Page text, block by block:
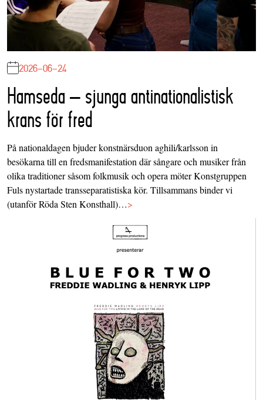
2026-06-24
Hamseda – sjunga antinationalistisk
krans för fred
På nationaldagen bjuder konstnärsduon aghili/karlsson in
besökarna till en fredsmanifestation där sångare och musiker från
olika traditioner såsom folkmusik och opera möter Konstgruppen
Fuls nystartade transseparatistiska kör. Tillsammans binder vi
(utanför Röda Sten Konsthall)…>